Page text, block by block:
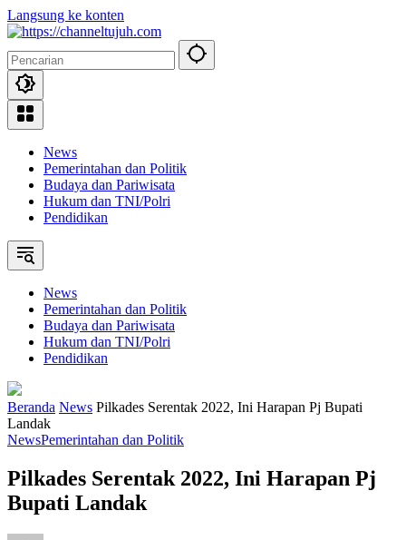
Langsung ke konten
News
Pemerintahan dan Politik
Budaya dan Pariwisata
Hukum dan TNI/Polri
Pendidikan
News
Pemerintahan dan Politik
Budaya dan Pariwisata
Hukum dan TNI/Polri
Pendidikan
Beranda News Pilkades Serentak 2022, Ini Harapan Pj Bupati
Landak
NewsPemerintahan dan Politik
Pilkades Serentak 2022, Ini Harapan Pj
Bupati Landak